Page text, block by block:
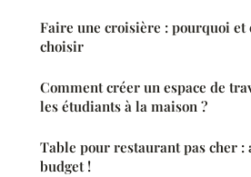
Faire une croisière : pourquoi et
choisir
Comment créer un espace de
les étudiants à la maison ?
Table pour restaurant pas cher
budget !